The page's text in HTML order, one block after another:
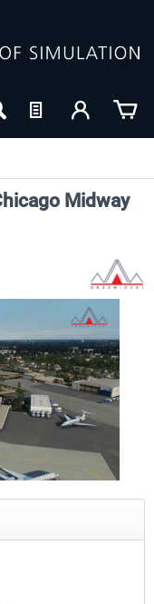
Airport Zurich V2.0 XP
Midway